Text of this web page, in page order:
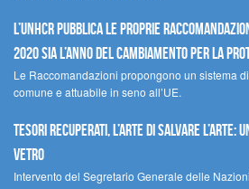
L’UNHCR pubblica le proprie
2020 sia l’anno del cambiamento per la
Le Raccomandazioni propongono un sistema
comune e attuabile in seno all’UE.
Tesori recuperati, l’arte di salvare l’arte:
Vetro
Intervento del Segretario Generale delle